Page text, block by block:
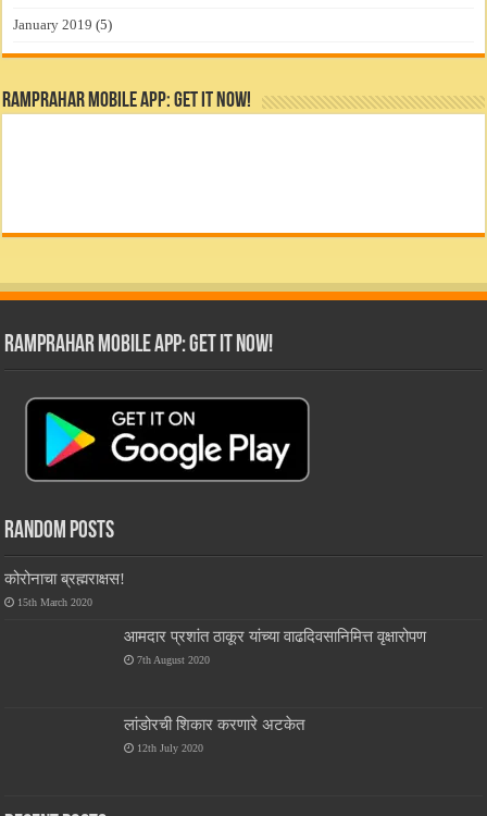
January 2019 (5)
RamPrahar Mobile App: Get it Now!
RamPrahar Mobile App: Get it Now!
Random Posts
कोरोनाचा ब्रह्मराक्षस!
15th March 2020
आमदार प्रशांत ठाकूर यांच्या वाढदिवसानिमित्त वृक्षारोपण
7th August 2020
लांडोरची शिकार करणारे अटकेत
12th July 2020